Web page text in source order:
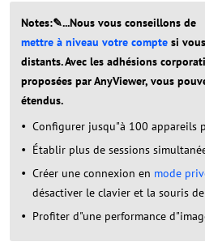
Notes:✎...Nous vous conseillons de
mettre à niveau votre compte si
distants. Avec les adhésions
proposées par AnyViewer, vous
étendus.
Configurer jusqu"à 100 appareils
Établir plus de sessions
Créer une connexion en mode
désactiver le clavier et la souris
Profiter d"une performance